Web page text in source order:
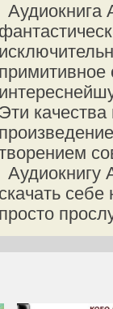
Аудиокнига
примитивное
Эти
скачать
просто